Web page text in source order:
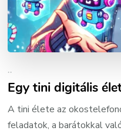
..
Egy tini digitális
A tini élete az
feladatok, a barátokkal